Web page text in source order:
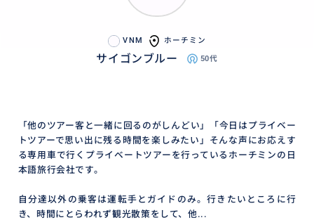
VNM ホーチミン
サイゴンブルー 50代
「他のツアー客と一緒に回るのがしんどい」「今日はプライベー
トツアーで思い出に残る時間を楽しみたい」そんな声にお応えす
る専用車で行くプライベートツアーを行っているホーチミンの日
本語旅行会社です。
自分達以外の乗客は運転手とガイドのみ。行きたいところに行
き、時間にとらわれず観光散策をして、他...